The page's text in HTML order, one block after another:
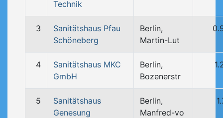
Technik
3
Sanitätshaus Pfau
Schöneberg
Berlin,
Martin-Lut
4
Sanitätshaus MKC
GmbH
Berlin,
Bozenerstr
5
Sanitätshaus
Genesung
Berlin,
Manfred-vo